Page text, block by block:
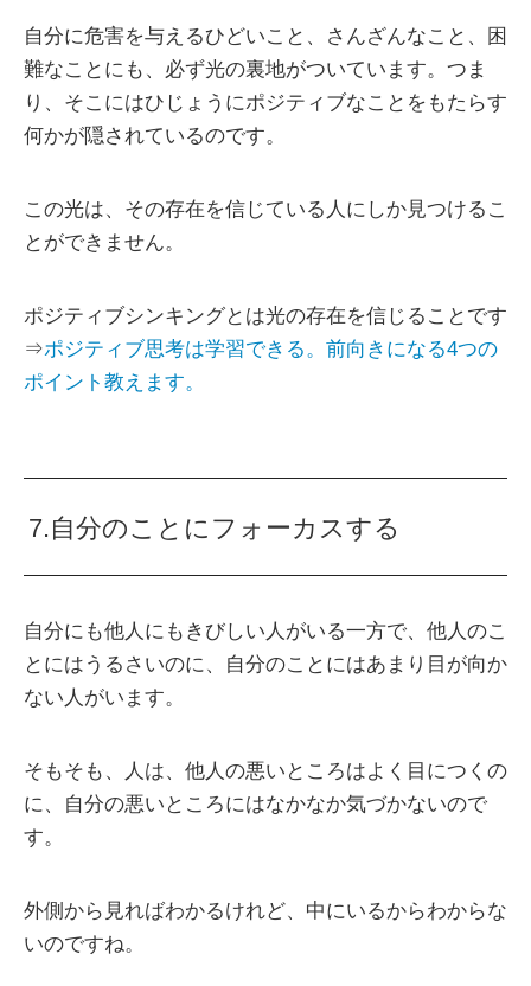
自分に危害を与えるひどいこと、さんざんなこと、困
難なことにも、必ず光の裏地がついています。つま
り、そこにはひじょうにポジティブなことをもたらす
何かが隠されているのです。
この光は、その存在を信じている人にしか見つけるこ
とができません。
ポジティブシンキングとは光の存在を信じることです
⇒ポジティブ思考は学習できる。前向きになる4つの
ポイント教えます。
7.自分のことにフォーカスする
自分にも他人にもきびしい人がいる一方で、他人のこ
とにはうるさいのに、自分のことにはあまり目が向か
ない人がいます。
そもそも、人は、他人の悪いところはよく目につくの
に、自分の悪いところにはなかなか気づかないので
す。
外側から見ればわかるけれど、中にいるからわからな
いのですね。